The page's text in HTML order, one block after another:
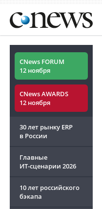
CNews FORUM
12 ноября
CNews AWARDS
12 ноября
30 лет рынку ERP
в России
Главные
ИТ-сценарии 2026
10 лет российского
бэкапа